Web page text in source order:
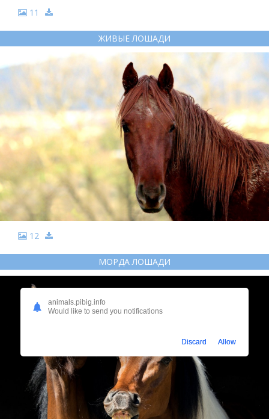
11
ЖИВЫЕ ЛОШАДИ
12
МОРДА ЛОШАДИ
animals.pibig.info
Would like to send you notifications
Discard Allow